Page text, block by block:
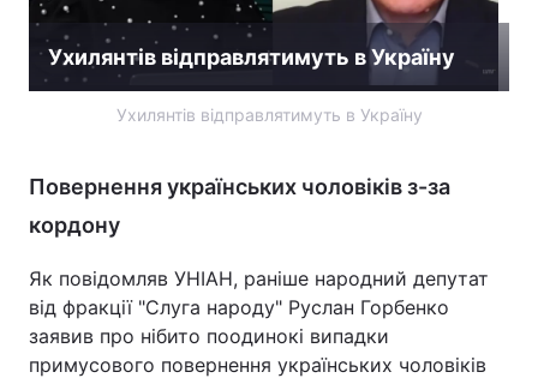
Контакти
Послуги
Тема оформлення
Ухилянтів відправлятимуть в Україну
Ухилянтів відправлятимуть в Україну
Повернення українських чоловіків з-за
кордону
Як повідомляв УНІАН, раніше народний депутат
від фракції "Слуга народу" Руслан Горбенко
заявив про нібито поодинокі випадки
примусового повернення українських чоловіків